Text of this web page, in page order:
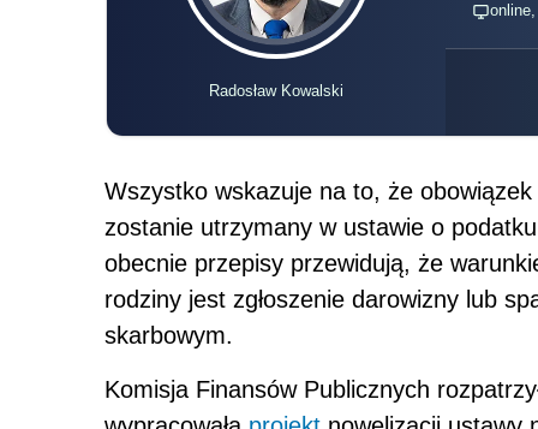
Radosław Kowalski
Wszystko wskazuje na to, że obowiązek
zostanie utrzymany w ustawie o
obecnie przepisy przewidują, że
rodziny jest zgłoszenie darowizny lub
skarbowym.
Komisja Finansów Publicznych